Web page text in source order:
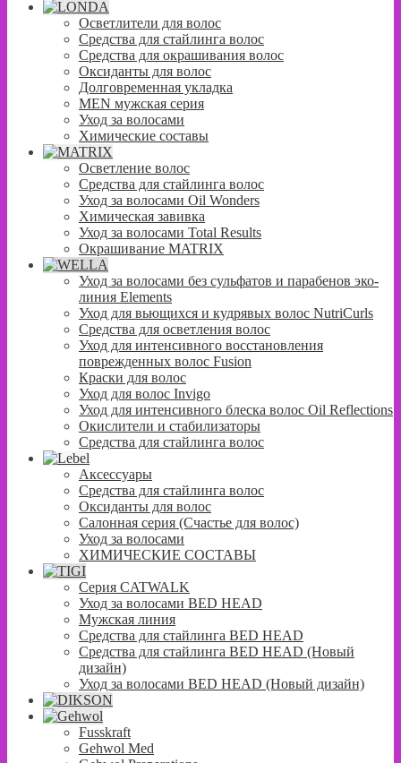
Осветлители для волос
Средства для стайлинга волос
Средства для окрашивания волос
Оксиданты для волос
Долговременная укладка
MEN мужская серия
Уход за волосами
Химические составы
Осветление волос
Средства для стайлинга волос
Уход за волосами Oil Wonders
Химическая завивка
Уход за волосами Total Results
Окрашивание MATRIX
Уход за волосами без сульфатов и парабенов эко-
линия Elements
Уход для вьющихся и кудрявых волос NutriCurls
Средства для осветления волос
Уход для интенсивного восстановления
поврежденных волос Fusion
Краски для волос
Уход для волос Invigo
Уход для интенсивного блеска волос Oil Reflections
Окислители и стабилизаторы
Средства для стайлинга волос
Аксессуары
Средства для стайлинга волос
Оксиданты для волос
Салонная серия (Счастье для волос)
Уход за волосами
ХИМИЧЕСКИЕ СОСТАВЫ
Серия CATWALK
Уход за волосами BED HEAD
Мужская линия
Средства для стайлинга BED HEAD
Средства для стайлинга BED HEAD (Новый
дизайн)
Уход за волосами BED HEAD (Новый дизайн)
Fusskraft
Gehwol Med